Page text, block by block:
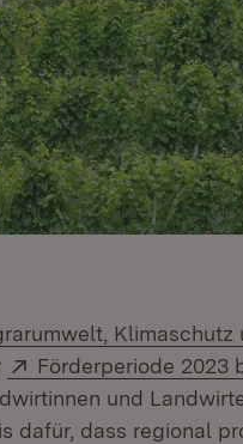
Klimaschutz
Extern:
Förderperiode 2023
Fenster)und
dafür, dass regional